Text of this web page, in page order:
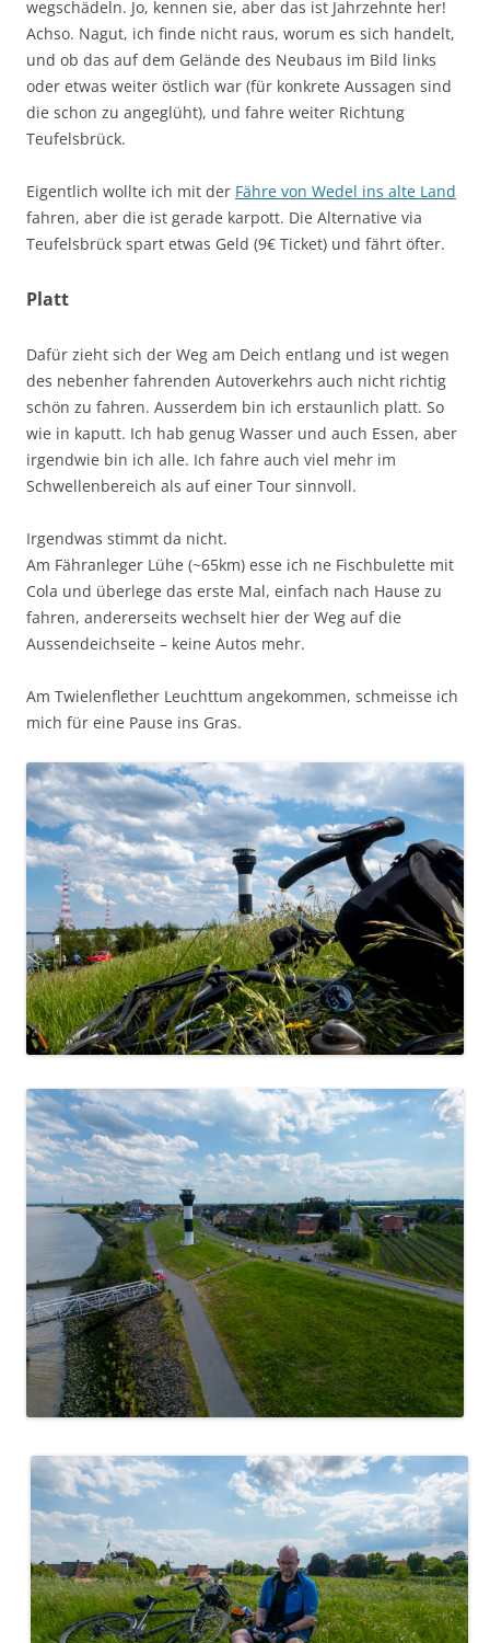
wegschädeln. Jo, kennen sie, aber das ist Jahrzehnte her!
Achso. Nagut, ich finde nicht raus, worum es sich handelt,
und ob das auf dem Gelände des Neubaus im Bild links
oder etwas weiter östlich war (für konkrete Aussagen sind
die schon zu angeglüht), und fahre weiter Richtung
Teufelsbrück.
Eigentlich wollte ich mit der Fähre von Wedel ins alte Land
fahren, aber die ist gerade karpott. Die Alternative via
Teufelsbrück spart etwas Geld (9€ Ticket) und fährt öfter.
Platt
Dafür zieht sich der Weg am Deich entlang und ist wegen
des nebenher fahrenden Autoverkehrs auch nicht richtig
schön zu fahren. Ausserdem bin ich erstaunlich platt. So
wie in kaputt. Ich hab genug Wasser und auch Essen, aber
irgendwie bin ich alle. Ich fahre auch viel mehr im
Schwellenbereich als auf einer Tour sinnvoll.
Irgendwas stimmt da nicht.
Am Fähranleger Lühe (~65km) esse ich ne Fischbulette mit
Cola und überlege das erste Mal, einfach nach Hause zu
fahren, andererseits wechselt hier der Weg auf die
Aussendeichseite – keine Autos mehr.
Am Twielenflether Leuchttum angekommen, schmeisse ich
mich für eine Pause ins Gras.